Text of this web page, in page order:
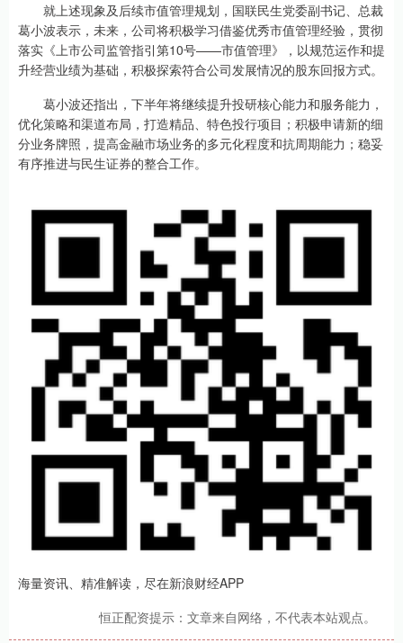
就上述现象及后续市值管理规划，国联民生党委副书记、总裁
葛小波表示，未来，公司将积极学习借鉴优秀市值管理经验，贯彻
落实《上市公司监管指引第10号——市值管理》，以规范运作和提
升经营业绩为基础，积极探索符合公司发展情况的股东回报方式。
葛小波还指出，下半年将继续提升投研核心能力和服务能力，
优化策略和渠道布局，打造精品、特色投行项目；积极申请新的细
分业务牌照，提高金融市场业务的多元化程度和抗周期能力；稳妥
有序推进与民生证券的整合工作。
海量资讯、精准解读，尽在新浪财经APP
恒正配资提示：文章来自网络，不代表本站观点。